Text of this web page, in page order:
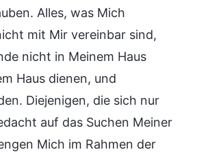
Alles, was Mich
mit Mir vereinbar sind,
nicht in Meinem Haus
Haus dienen, und
Diejenigen, die sich nur
auf das Suchen Meiner
Mich im Rahmen der